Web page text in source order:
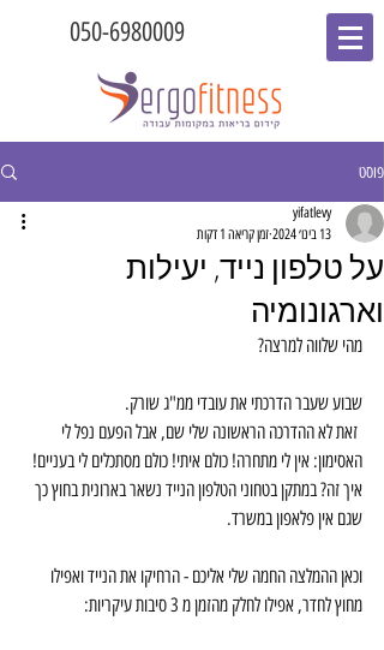
050-6980009
פוסט
על טלפון נייד, יעילות
וארגונומיה
yifatlevy
13 בינו׳ 2024
זמן קריאה 1 דקות
מהי שלווה למרצה?
שבוע שעבר הדרכתי את עובדי ממ"ג שורק.
זאת לא ההדרכה הראשונה שלי שם, אבל הפעם נפל לי
האסימון: אין לי מתחרה! כולם איתי! כולם מסתכלים לי בעניים!
איך זה? במתקן בטחוני הטלפון הנייד נשאר בארונית בחוץ כך
שגם אין פלאפון במשרד.
וכאן ההמלצה החמה שלי אליכם - הרחיקו את הנייד ואפילו
מחוץ לחדר, אפילו לחלק מהזמן מ 3 סיבות עיקריות: